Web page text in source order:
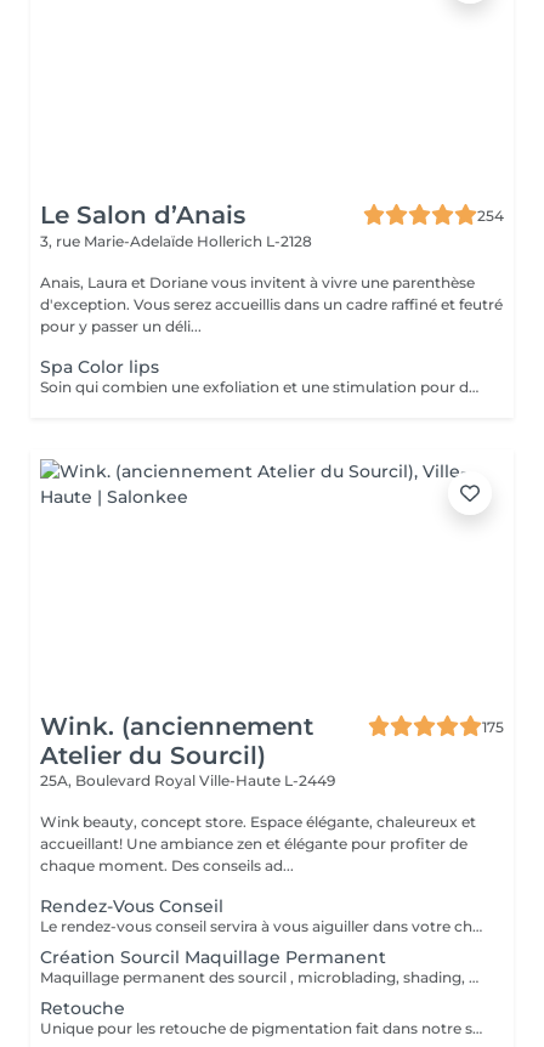
Le Salon d’Anais
254
3, rue Marie-Adelaïde Hollerich L-2128
Anais, Laura et Doriane vous invitent à vivre une parenthèse
d'exception. Vous serez accueillis dans un cadre raffiné et feutré
pour y passer un déli...
Spa Color lips
Soin qui combien une exfoliation et une stimulation pour des lèvres douces et hydratées durant 10 jours. Plus souvent connu sous le non de Henna Lips, cette technique hydrate et pigmente les lèvres SANS utilisation d'aiguilles. Des lèvres traités, douces, lisses et repulpés sans douleur avec un effet Lip Sticks longue durée (de 12 à 72h). Avec un bon entretien survient une pigmentation progressive pour des lèvres gourmandes dès le réveil.
Wink. (anciennement
Atelier du Sourcil)
175
25A, Boulevard Royal Ville-Haute L-2449
Wink beauty, concept store. Espace élégante, chaleureux et
accueillant! Une ambiance zen et élégante pour profiter de
chaque moment. Des conseils ad...
Rendez-Vous Conseil
Le rendez-vous conseil servira à vous aiguiller dans votre choix, confirmer vos souhaits et vous accompagner dans cette démarche, notamment sur le maquillage permanent.
Création Sourcil Maquillage Permanent
Maquillage permanent des sourcil , microblading, shading, powder ou mixte . Avant de prendre cette prestation il est impératif de prendre un rdv conseil .
Retouche
Unique pour les retouche de pigmentation fait dans notre shop Wink. Pour les service exécuter dans un autre institut prendre un rdv conseille.